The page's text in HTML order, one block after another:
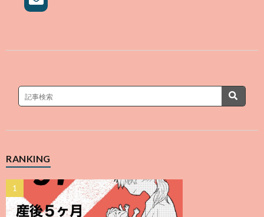
RANKING